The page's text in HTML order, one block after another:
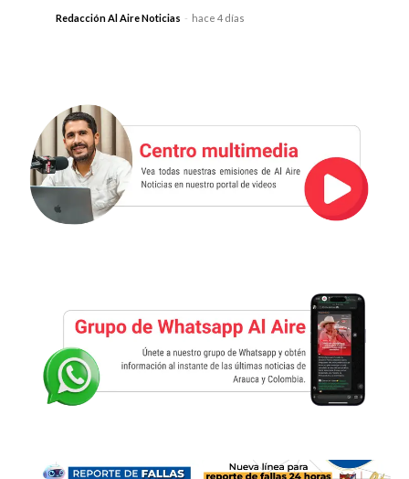
Redacción Al Aire Noticias - hace 4 días